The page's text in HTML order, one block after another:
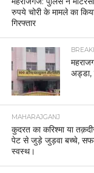
रुपये चोरी के मामले का
गिरफ्तार
अड्डा,
MAHARAJGANJ
कुदरत का करिश्मा या
पेट से जुड़े जुड़वा बच्चे,
स्वस्थ।